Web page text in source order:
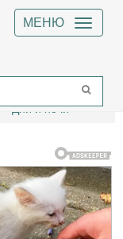
МЕНЮ
Дни и ночи